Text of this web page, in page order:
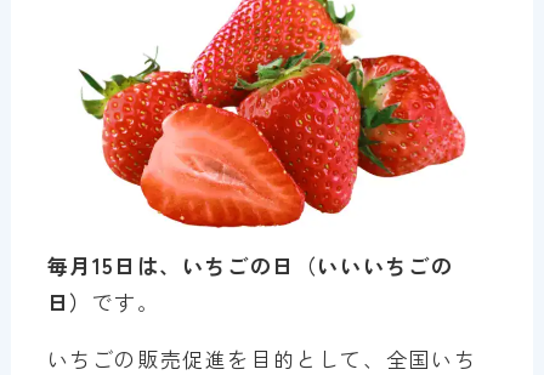
毎月15日は、いちごの日（いいいちごの
日） です。
いちごの販売促進を目的として、全国いち